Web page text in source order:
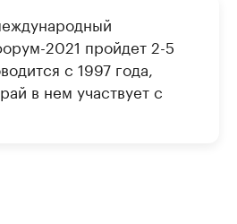
2021 пройдет 2-5
с 1997 года,
в нем участвует с